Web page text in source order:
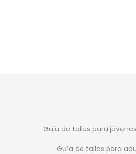
Guía de talles para
Guía de talles para